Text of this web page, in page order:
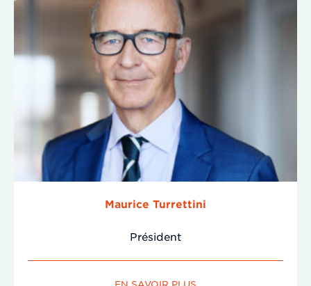
Maurice Turrettini
Président
EN SAVOIR PLUS